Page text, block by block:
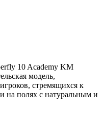
10 Academy KM
модель,
стремящихся к
на полях с натуральным и